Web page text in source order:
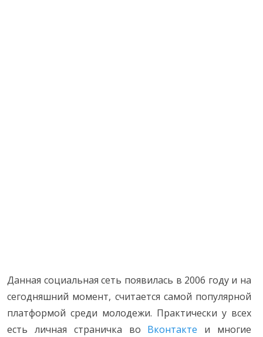
Данная социальная сеть появилась в 2006 году и на
сегодняшний момент, считается самой популярной
платформой среди молодежи. Практически у всех
есть личная страничка во Вконтакте и многие